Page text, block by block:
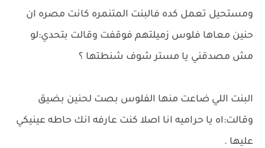
ومستحيل تعمل كده فالبنت المتنمره كانت مصره ان
حنين معاها فلوس زميلتهم فوقفت وقالت بتحدي:لو
مش مصدقني يا مستر شوف شنطتها ؟
البنت اللي ضاعت منها الفلوس بصت لحنين بضيق
وقالت:اه يا حراميه انا اصلا كنت عارفه انك حاطه عينيكي
عليها .